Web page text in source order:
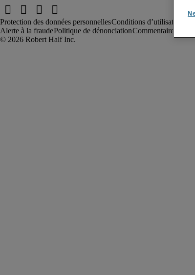
Protection des données personnellesConditions d’utilisation
Alerte à la fraudePolitique de dénonciationCommentaires au